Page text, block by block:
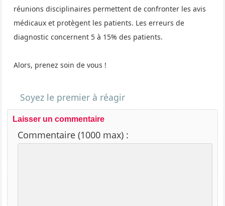
réunions disciplinaires permettent de confronter les avis
médicaux et protègent les patients. Les erreurs de
diagnostic concernent 5 à 15% des patients.
Alors, prenez soin de vous !
Soyez le premier à réagir
Laisser un commentaire
Commentaire (1000 max) :